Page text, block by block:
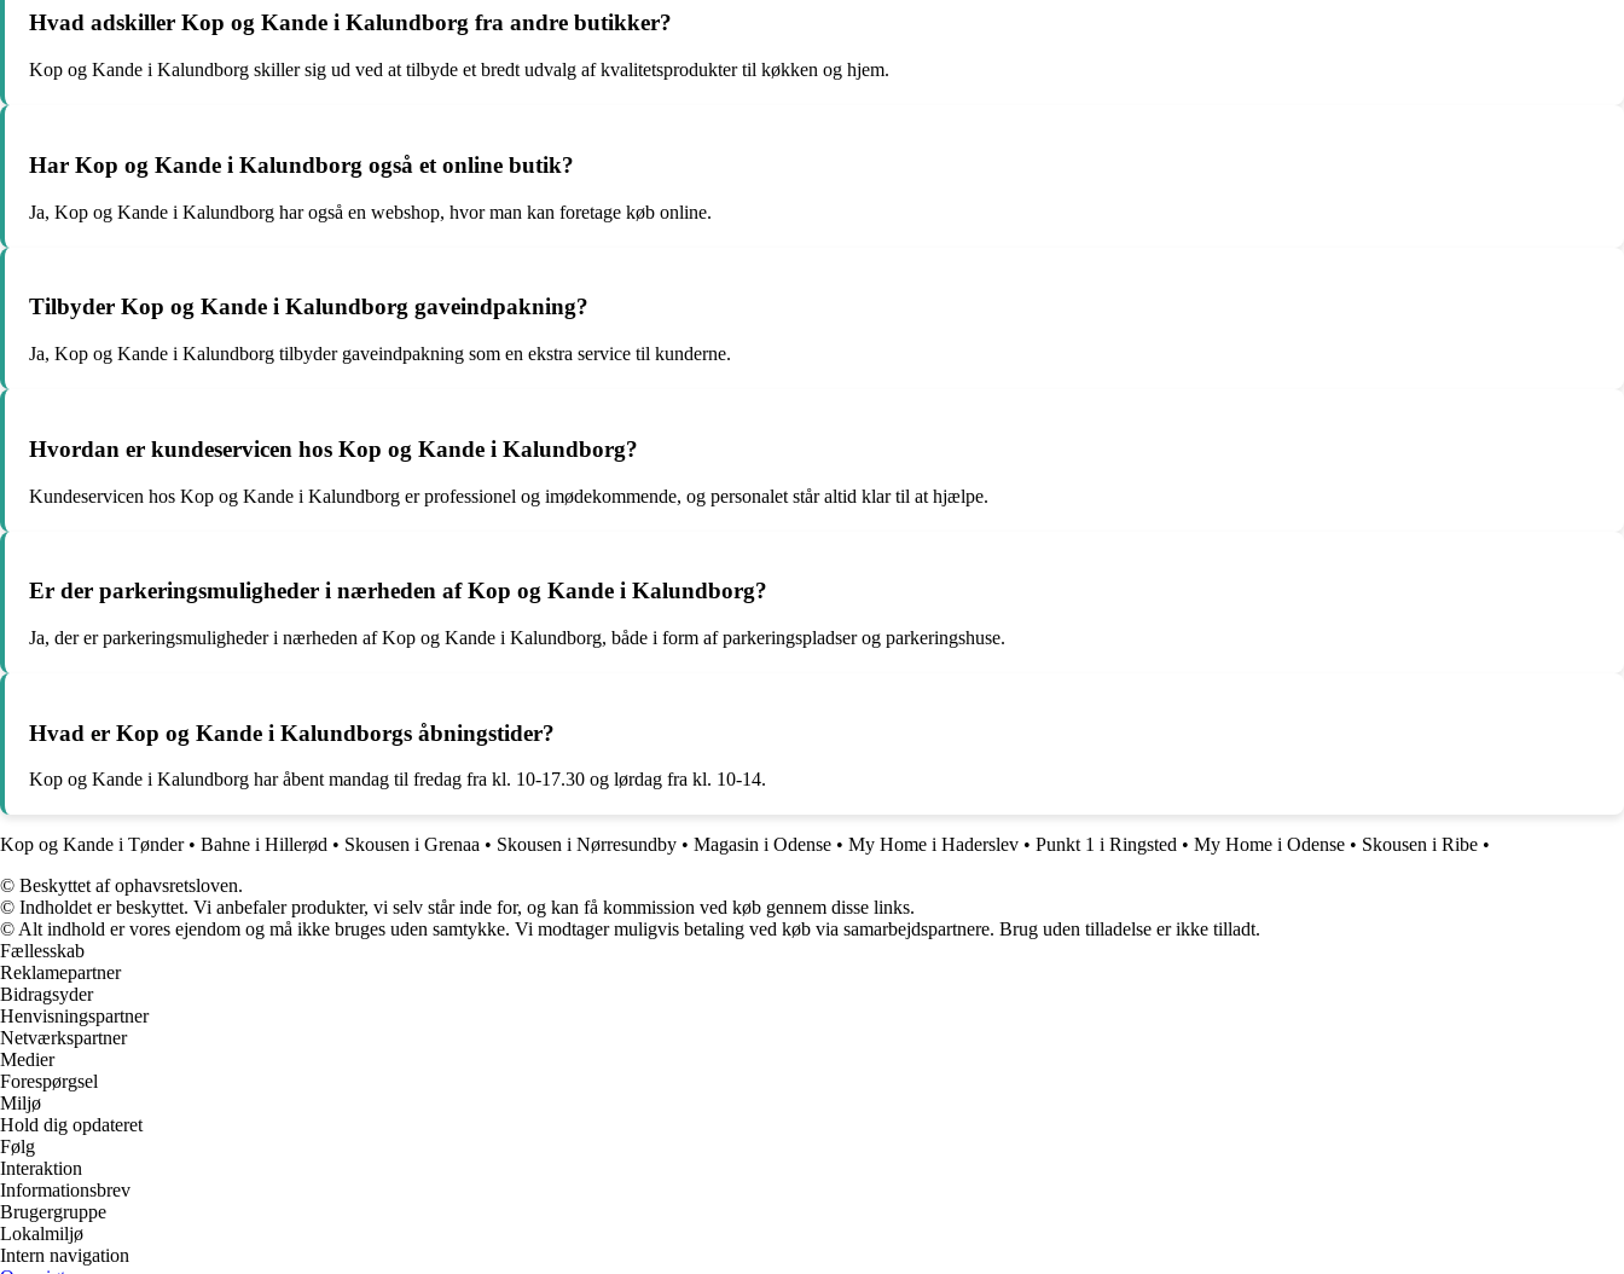
Hvad adskiller Kop og Kande i Kalundborg fra andre butikker?
Kop og Kande i Kalundborg skiller sig ud ved at tilbyde et bredt udvalg af kvalitetsprodukter til køkken og hjem.
Har Kop og Kande i Kalundborg også et online butik?
Ja, Kop og Kande i Kalundborg har også en webshop, hvor man kan foretage køb online.
Tilbyder Kop og Kande i Kalundborg gaveindpakning?
Ja, Kop og Kande i Kalundborg tilbyder gaveindpakning som en ekstra service til kunderne.
Hvordan er kundeservicen hos Kop og Kande i Kalundborg?
Kundeservicen hos Kop og Kande i Kalundborg er professionel og imødekommende, og personalet står altid klar til at hjælpe.
Er der parkeringsmuligheder i nærheden af Kop og Kande i Kalundborg?
Ja, der er parkeringsmuligheder i nærheden af Kop og Kande i Kalundborg, både i form af parkeringspladser og parkeringshuse.
Hvad er Kop og Kande i Kalundborgs åbningstider?
Kop og Kande i Kalundborg har åbent mandag til fredag fra kl. 10-17.30 og lørdag fra kl. 10-14.
Kop og Kande i Tønder• Bahne i Hillerød • Skousen i Grenaa • Skousen i Nørresundby • Magasin i Odense • My Home i Haderslev • Punkt 1 i Ringsted • My Home i Odense • Skousen i Ribe •
© Beskyttet af ophavsretsloven.
© Indholdet er beskyttet. Vi anbefaler produkter, vi selv står inde for, og kan få kommission ved køb gennem disse links.
© Alt indhold er vores ejendom og må ikke bruges uden samtykke. Vi modtager muligvis betaling ved køb via samarbejdspartnere. Brug uden tilladelse er ikke tilladt.
Fællesskab
Reklamepartner
Bidragsyder
Henvisningspartner
Netværkspartner
Medier
Forespørgsel
Miljø
Hold dig opdateret
Følg
Interaktion
Informationsbrev
Brugergruppe
Lokalmiljø
Intern navigation